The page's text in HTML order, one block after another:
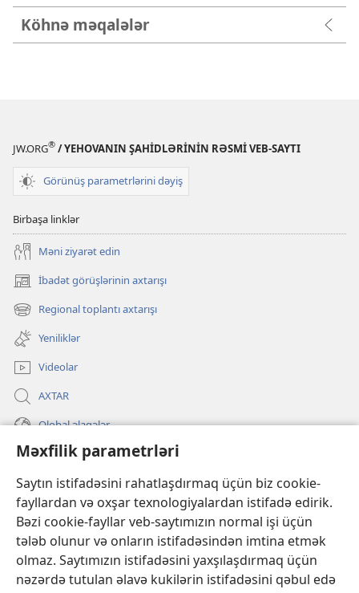
Məxfilik parametrləri
Saytın istifadəsini rahatlaşdırmaq üçün biz cookie-
fayllardan və oxşar texnologiyalardan istifadə edirik.
Bəzi cookie-fayllar veb-saytımızın normal işi üçün
tələb olunur və onların istifadəsindən imtina etmək
olmaz. Saytımızın istifadəsini yaxşılaşdırmaq üçün
nəzərdə tutulan əlavə kukilərin istifadəsini qəbul edə
Köhnə məqalələr
JW.ORG® / YEHOVANIN ŞAHİDLƏRİNİN RƏSMİ VEB-SAYTI
Görünüş parametrlərini dəyiş
Birbaşa linklər
Məni ziyarət edin
İbadət görüşlərinin axtarışı
(yeni
pəncərə
açılır)
Regional toplantı axtarışı
(yeni
pəncərə
açılır)
Yeniliklər
Videolar
AXTAR
Qlobal əlaqələr
KÖMƏK
(yeni
pəncərə
Gözətçi qülləsinin ONLAYN KİTABXANASI™
(yeni
pəncərə
açılır) JW Hub
(yeni